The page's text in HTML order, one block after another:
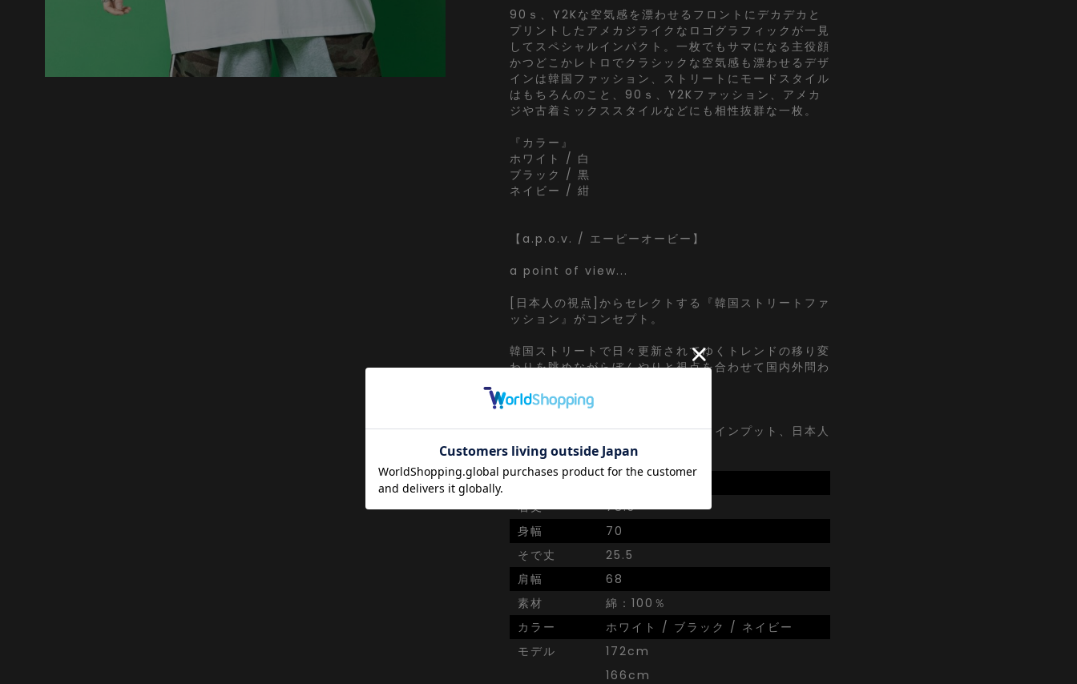
90ｓ、Y2Kな空気感を漂わせるフロントにデカデカと
プリントしたアメカジライクなロゴグラフィックが一見
してスペシャルインパクト。一枚でもサマになる主役顔
かつどこかレトロでクラシックな空気感も漂わせるデザ
インは韓国ファッション、ストリートにモードスタイル
はもちろんのこと、90ｓ、Y2Kファッション、アメカ
ジや古着ミックススタイルなどにも相性抜群な一枚。
『カラー』
ホワイト / 白
ブラック / 黒
ネイビー / 紺
【a.p.o.v. / エーピーオービー】
a point of view...
[日本人の視点]からセレクトする『韓国ストリートファ
ッション』がコンセプト。
韓国ストリートで日々更新されてゆくトレンドの移り変
わりを眺めながらぼんやりと視点を合わせて国内外問わ
ぼーっと韓国ストリートシーンからインプット、日本人
視点でアウトプット。
着丈
78.5
身幅
70
そで丈
25.5
肩幅
68
素材
綿：100％
カラー
ホワイト / ブラック / ネイビー
モデル
172cm
166cm